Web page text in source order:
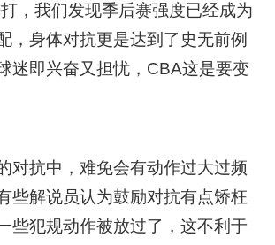
，我们发现季后赛强度已经成为
，身体对抗更是达到了史无前例
迷即兴奋又担忧，CBA这是要变
对抗中，难免会有动作过大过频
些解说员认为鼓励对抗有点矫枉
些犯规动作被放过了，这不利于